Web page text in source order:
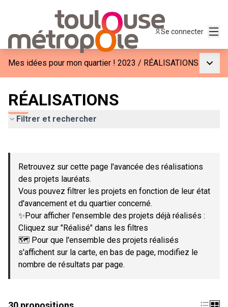
Se connecter
Mes idées pour mon quartier ! 2023 / RÉALISATIONS
RÉALISATIONS
Filtrer et rechercher
−
Retrouvez sur cette page l'avancée des réalisations
des projets lauréats.
Vous pouvez filtrer les projets en fonction de leur état
d'avancement et du quartier concerné.
✨Pour afficher l'ensemble des projets déjà réalisés :
Cliquez sur "Réalisé" dans les filtres
🗺️ Pour que l'ensemble des projets réalisés
s'affichent sur la carte, en bas de page, modifiez le
nombre de résultats par page.